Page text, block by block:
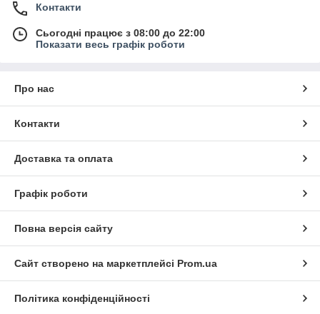
Контакти
Сьогодні працює з 08:00 до 22:00
Показати весь графік роботи
Про нас
Контакти
Доставка та оплата
Графік роботи
Повна версія сайту
Сайт створено на маркетплейсі Prom.ua
Політика конфіденційності